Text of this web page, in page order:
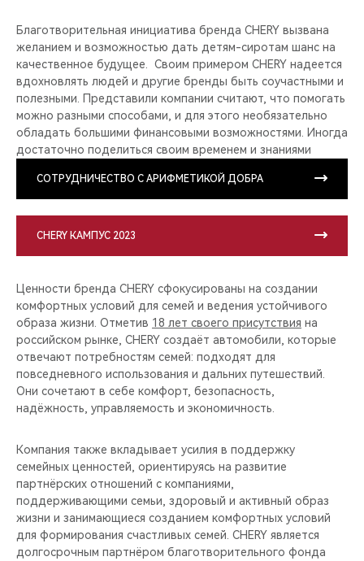
Благотворительная инициатива бренда CHERY вызвана
желанием и возможностью дать детям-сиротам шанс на
качественное будущее. Своим примером CHERY надеется
вдохновлять людей и другие бренды быть соучастными и
полезными. Представили компании считают, что помогать
можно разными способами, и для этого необязательно
обладать большими финансовыми возможностями. Иногда
достаточно поделиться своим временем и знаниями
СОТРУДНИЧЕСТВО С АРИФМЕТИКОЙ ДОБРА
CHERY КАМПУС 2023
Ценности бренда CHERY сфокусированы на создании
комфортных условий для семей и ведения устойчивого
образа жизни. Отметив 18 лет своего присутствия на
российском рынке, CHERY создаёт автомобили, которые
отвечают потребностям семей: подходят для
повседневного использования и дальних путешествий.
Они сочетают в себе комфорт, безопасность,
надёжность, управляемость и экономичность.
Компания также вкладывает усилия в поддержку
семейных ценностей, ориентируясь на развитие
партнёрских отношений с компаниями,
поддерживающими семьи, здоровый и активный образ
жизни и занимающиеся созданием комфортных условий
для формирования счастливых семей. CHERY является
долгосрочным партнёром благотворительного фонда